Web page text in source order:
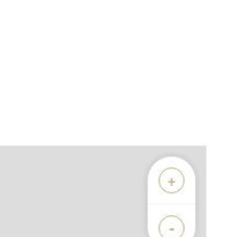
+
-
Biens vendus